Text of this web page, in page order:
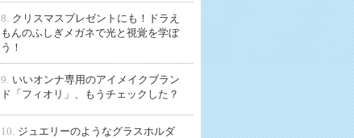
8. クリスマスプレゼントにも！ドラえ
もんのふしぎメガネで光と視覚を学ぼ
う！
9. いいオンナ専用のアイメイクブラン
ド「フィオリ」、もうチェックした？
10. ジュエリーのようなグラスホルダ